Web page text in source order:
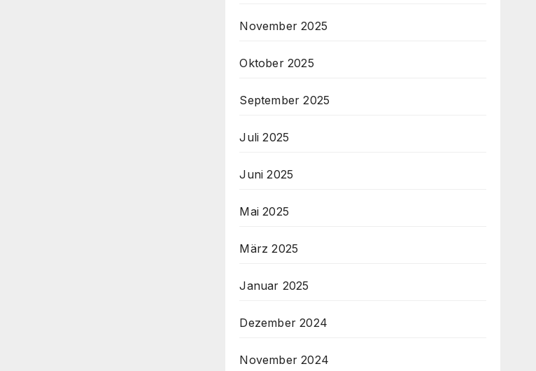
November 2025
Oktober 2025
September 2025
Juli 2025
Juni 2025
Mai 2025
März 2025
Januar 2025
Dezember 2024
November 2024